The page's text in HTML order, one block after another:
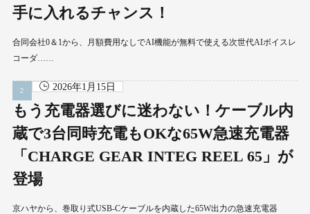
手に入れるチャンス！
合同会社0＆1から、月額費用なしでAI機能が無料で使える次世代AIボイスレ
コーダ……
2026年1月15日
もう充電器選びに迷わない！ケーブル内
蔵で3台同時充電もOKな65W急速充電器
「CHARGE GEAR INTEG REEL 65」が
登場
京ハヤから、巻取り式USB-Cケーブルを内蔵した65W出力の急速充電器